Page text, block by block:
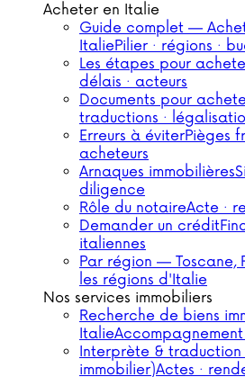
Acheter en Italie
Guide complet —
ItaliePilier · régions ·
Les étapes pour
délais · acteurs
Documents pour
traductions ·
Erreurs à éviterPièges
acheteurs
Arnaques immobilières
diligence
Rôle du notaireActe ·
Demander un crédit
italiennes
Par région — Toscane,
les régions d'Italie
Nos services immobiliers
Recherche de biens
ItalieAccompagnement
Interprète &
immobilier)Actes ·